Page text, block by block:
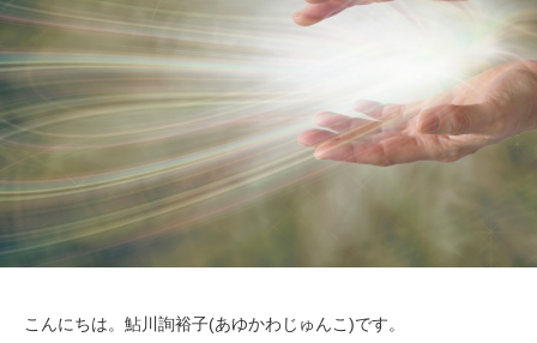
こんにちは。鮎川詢裕子(あゆかわじゅんこ)です。